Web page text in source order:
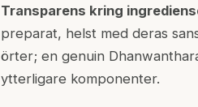
Transparens kring
preparat, helst med deras
örter; en genuin
ytterligare komponenter.